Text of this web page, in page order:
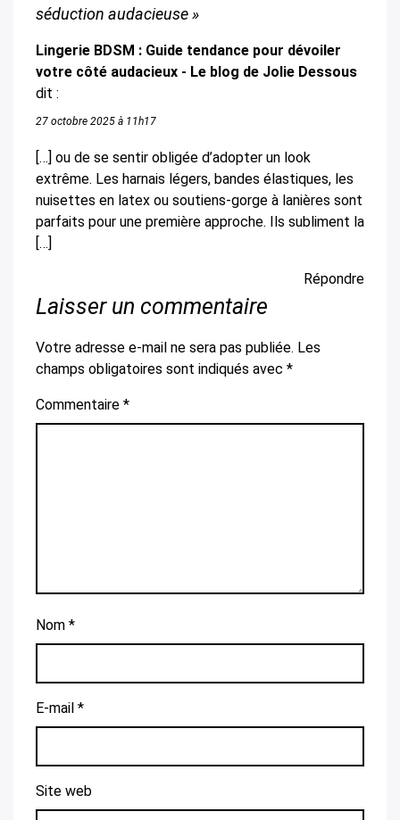
séduction audacieuse»
Lingerie BDSM : Guide tendance pour dévoiler
votre côté audacieux - Le blog de Jolie Dessous
dit :
27 octobre 2025 à 11h17
[…] ou de se sentir obligée d’adopter un look
extrême. Les harnais légers, bandes élastiques, les
nuisettes en latex ou soutiens-gorge à lanières sont
parfaits pour une première approche. Ils subliment la
[…]
Répondre
Laisser un commentaire
Votre adresse e-mail ne sera pas publiée. Les
champs obligatoires sont indiqués avec *
Commentaire *
Nom *
E-mail *
Site web